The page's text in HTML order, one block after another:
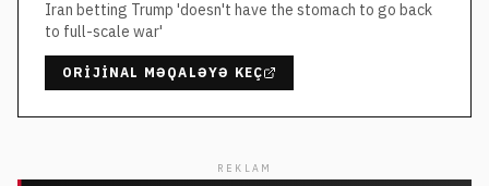
Iran betting Trump 'doesn't have the stomach to go back
to full-scale war'
ORIJINAL MƏQALƏYƏ KEÇ
REKLAM